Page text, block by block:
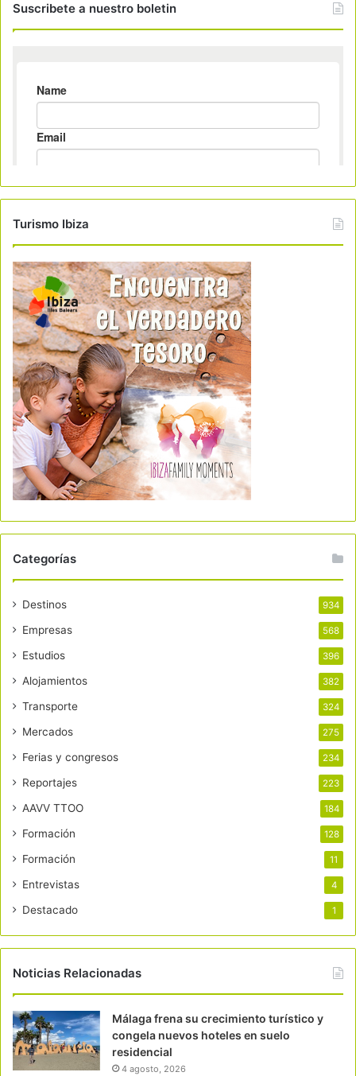
Suscribete a nuestro boletin
Turismo Ibiza
Categorías
Destinos 934
Empresas 568
Estudios 396
Alojamientos 382
Transporte 324
Mercados 275
Ferias y congresos 234
Reportajes 223
AAVV TTOO 184
Formación 128
Formación 11
Entrevistas 4
Destacado 1
Noticias Relacionadas
Málaga frena su crecimiento turístico y
congela nuevos hoteles en suelo
residencial
4 agosto, 2026